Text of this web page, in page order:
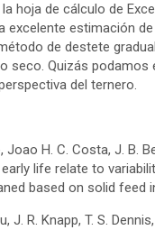
hoja de cálculo de
excelente estimación
de destete
seco. Quizás podamos
del ternero.
Joao H. C. Costa, J. B.
life relate to
based on solid feed
J. R. Knapp, T. S.